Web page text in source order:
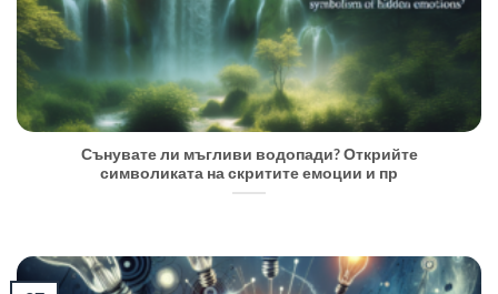
Сънувате ли мъгливи водопади? Открийте
символиката на скритите емоции и пр